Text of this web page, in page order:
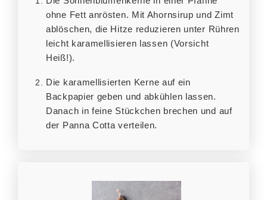
ohne Fett anrösten. Mit Ahornsirup und Zimt
ablöschen, die Hitze reduzieren unter Rühren
leicht karamellisieren lassen (Vorsicht
Heiß!).
Die karamellisierten Kerne auf ein
Backpapier geben und abkühlen lassen.
Danach in feine Stückchen brechen und auf
der Panna Cotta verteilen.